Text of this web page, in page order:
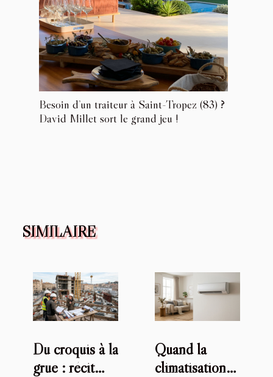
Besoin d’un traiteur à Saint-Tropez (83) ?
David Millet sort le grand jeu !
SIMILAIRE
Du croquis à la
grue : récit
Quand la
climatisation